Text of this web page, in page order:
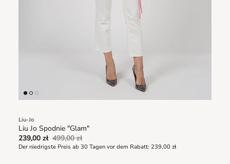
Liu-Jo
Liu Jo Spodnie "Glam"
239,00 zł 499,00 zł
Der niedrigste Preis ab 30 Tagen vor dem Rabatt: 239,00 zł